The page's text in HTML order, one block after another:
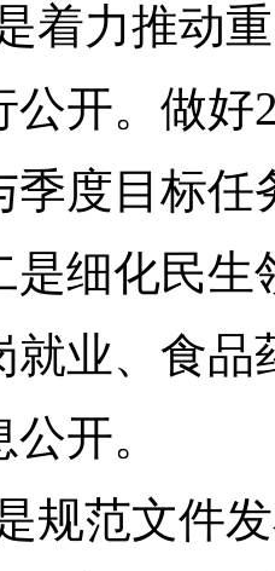
着力推动
公开。做好
季度目标任
是细化民
就业、食品
开。
范文件